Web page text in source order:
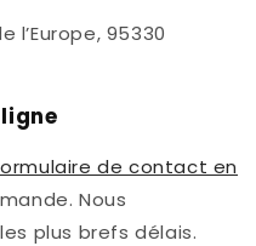
l’Europe, 95330
de contact en
Nous
plus brefs délais.